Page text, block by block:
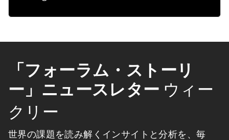
「フォーラム・ストーリ
ー」ニュースレター ウィー
クリー
世界の課題を読み解くインサイトと分析を、毎